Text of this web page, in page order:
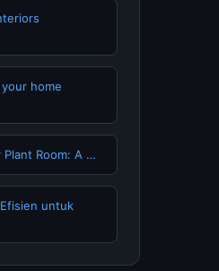
home
Room: A …
untuk